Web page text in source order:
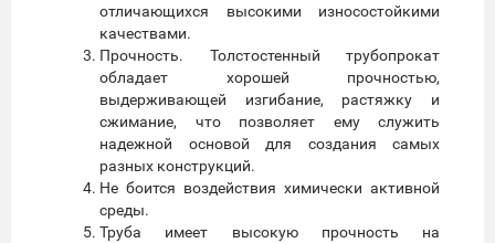
отличающихся высокими износостойкими
качествами.
Прочность. Толстостенный трубопрокат
обладает хорошей прочностью,
выдерживающей изгибание, растяжку и
сжимание, что позволяет ему служить
надежной основой для создания самых
разных конструкций.
Не боится воздействия химически активной
среды.
Труба имеет высокую прочность на